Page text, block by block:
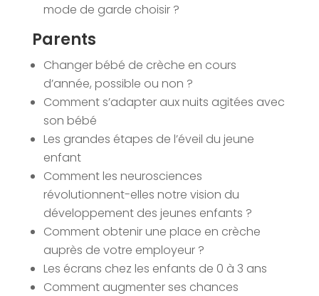
mode de garde choisir ?
Parents
Changer bébé de crèche en cours
d’année, possible ou non ?
Comment s’adapter aux nuits agitées avec
son bébé
Les grandes étapes de l’éveil du jeune
enfant
Comment les neurosciences
révolutionnent-elles notre vision du
développement des jeunes enfants ?
Comment obtenir une place en crèche
auprès de votre employeur ?
Les écrans chez les enfants de 0 à 3 ans
Comment augmenter ses chances